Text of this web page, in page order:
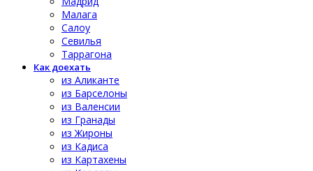
Малага
Салоу
Севилья
Таррагона
Как доехать
из Аликанте
из Барселоны
из Валенсии
из Гранады
из Жироны
из Кадиса
из Картахены